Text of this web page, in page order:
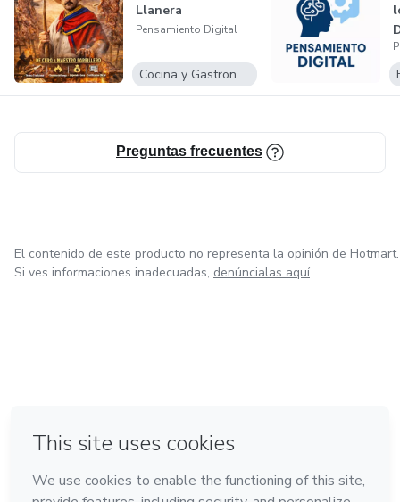
• Inteligencia artificial
• Productividad
• Emprendimiento digital
Llanera
Pensamiento Digital
Cocina y Gastronomía
Preguntas frecuentes
El contenido de este producto no representa la opinión de Hotmart.
Si ves informaciones inadecuadas, denúncialas aquí
Hecho con❤ en Ciudad de México